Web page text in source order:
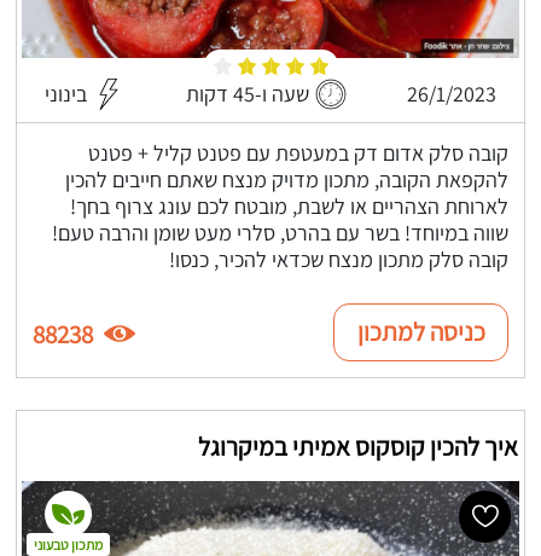
26/1/2023 שעה ו-45 דקות בינוני
קובה סלק אדום דק במעטפת עם פטנט קליל + פטנט
להקפאת הקובה, מתכון מדויק מנצח שאתם חייבים להכין
לארוחת הצהריים או לשבת, מובטח לכם עונג צרוף בחך!
שווה במיוחד! בשר עם בהרט, סלרי מעט שומן והרבה טעם!
קובה סלק מתכון מנצח שכדאי להכיר, כנסו!
כניסה למתכון 88238
איך להכין קוסקוס אמיתי במיקרוגל
מתכון טבעוני